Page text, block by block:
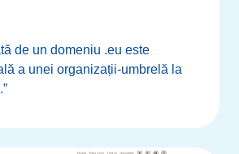
de un domeniu .eu este
a unei organizații-umbrelă la